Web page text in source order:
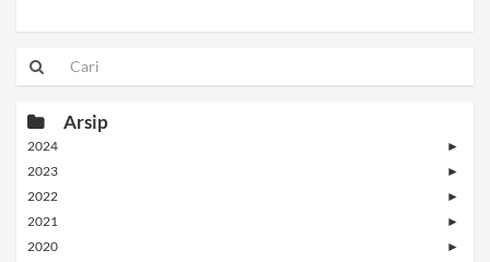
Arsip
2024 ►
2023 ►
2022 ►
2021 ►
2020 ►